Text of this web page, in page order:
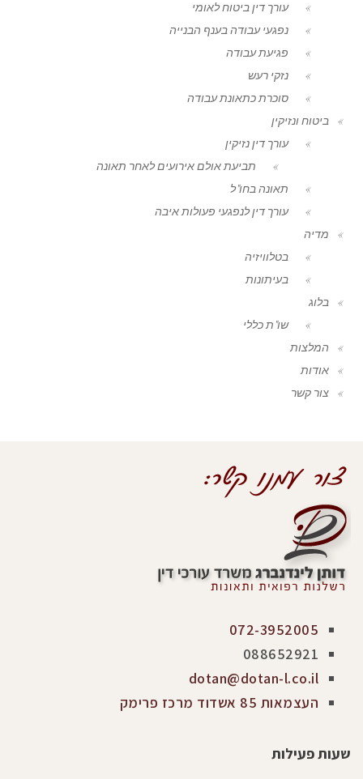
עורך דין ביטוח לאומי
נפגעי עבודה בענף הבנייה
פגיעת עבודה
נזקי רעש
סוכרת כתאונת עבודה
ביטוח ונזיקין
עורך דין נזיקין
תביעת אולם אירועים לאחר תאונה
תאונה בחו"ל
עורך דין לנפגעי פעולות איבה
מדיה
בטלוויזיה
בעיתונות
בלוג
שו"ת כללי
המלצות
אודות
צור קשר
072-3952005
088652921
dotan@dotan-l.co.il
העצמאות 85 אשדוד מרכז פרימק
שעות פעילות